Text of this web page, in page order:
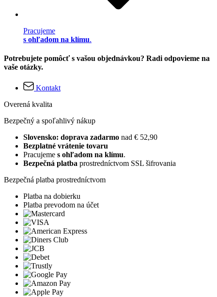
Pracujeme
s ohľadom na klímu.
Potrebujete pomôcť s vašou objednávkou? Radi odpovieme na
vaše otázky.
Kontakt
Overená kvalita
Bezpečný a spoľahlivý nákup
Slovensko: doprava zadarmo nad € 52,90
Bezplatné vrátenie tovaru
Pracujeme s ohľadom na klímu.
Bezpečná platba prostredníctvom SSL šifrovania
Bezpečná platba prostredníctvom
Platba na dobierku
Platba prevodom na účet